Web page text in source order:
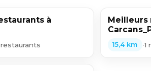
à
Meilleurs
15,4 km •1